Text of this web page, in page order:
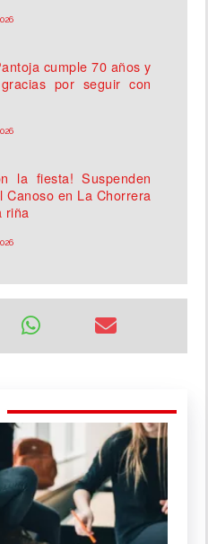
cumple 70 años y
por seguir con
la fiesta! Suspenden
Canoso en La Chorrera
riña